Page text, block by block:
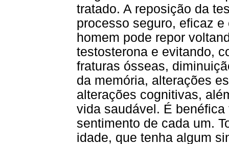
tratado. A reposição da
processo seguro, eficaz
homem pode repor
testosterona e evitando,
fraturas ósseas,
da memória, alterações
alterações cognitivas,
vida saudável. É
sentimento de cada um.
idade, que tenha algum